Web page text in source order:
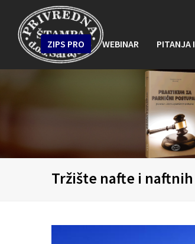
ZIPS PRO WEBINAR PITANJA
Tržište nafte i